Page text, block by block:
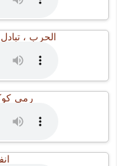
الحرب ،
رمي